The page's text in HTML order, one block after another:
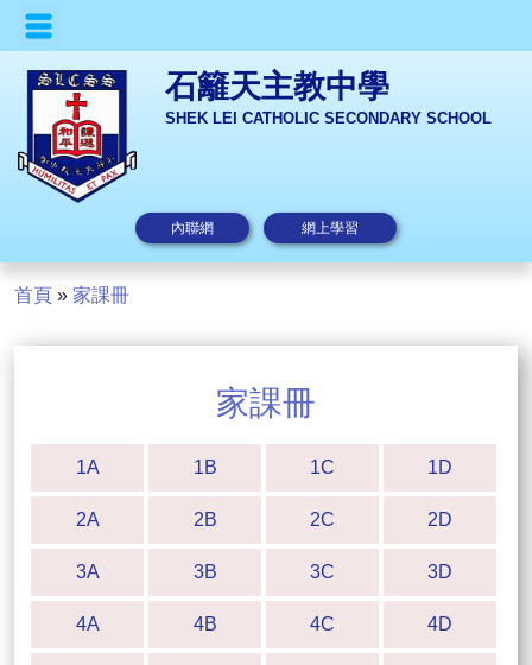
石籬天主教中學
SHEK LEI CATHOLIC SECONDARY SCHOOL
內聯網 網上學習
首頁 » 家課冊
家課冊
1A 1B 1C 1D
2A 2B 2C 2D
3A 3B 3C 3D
4A 4B 4C 4D